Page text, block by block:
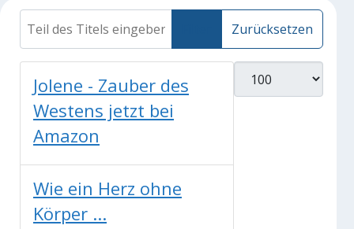
Teil des Titels eingeben Zurücksetzen
Anzeige #
Jolene - Zauber des
Westens jetzt bei
Amazon
Wie ein Herz ohne
Körper ...